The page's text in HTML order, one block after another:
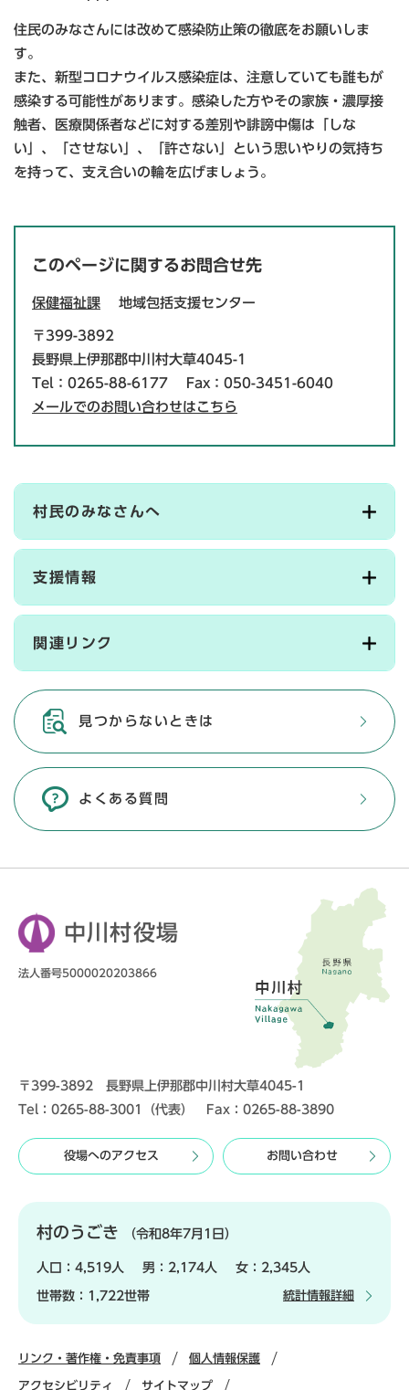
住民のみなさんには改めて感染防止策の徹底をお願いしま
す。
また、新型コロナウイルス感染症は、注意していても誰もが
感染する可能性があります。感染した方やその家族・濃厚接
触者、医療関係者などに対する差別や誹謗中傷は「しな
い」、「させない」、「許さない」という思いやりの気持ち
を持って、支え合いの輪を広げましょう。
このページに関するお問合せ先
保健福祉課 地域包括支援センター
〒399-3892
長野県上伊那郡中川村大草4045-1
Tel：0265-88-6177
Fax：050-3451-6040
メールでのお問い合わせはこちら
村民のみなさんへ
支援情報
関連リンク
見つからないときは
よくある質問
中川村役場
法人番号5000020203866
〒399-3892 長野県上伊那郡中川村大草4045-1
Tel：0265-88-3001（代表） Fax：0265-88-3890
役場へのアクセス お問い合わせ
村のうごき （令和8年7月1日）
人口： 4,519人 男： 2,174人 女： 2,345人
世帯数： 1,722世帯 統計情報詳細
リンク・著作権・免責事項 個人情報保護
アクセシビリティ サイトマップ